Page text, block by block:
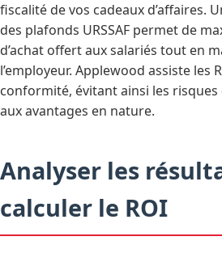
fiscalité de vos cadeaux d’affaires.
des plafonds URSSAF permet de
d’achat offert aux salariés tout en
l’employeur. Applewood assiste les
conformité, évitant ainsi les
aux avantages en nature.
Analyser les
calculer le ROI